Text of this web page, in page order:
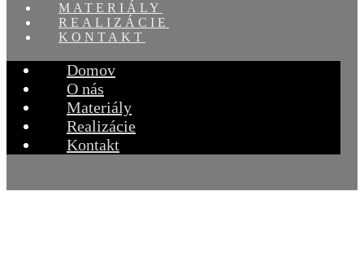
MATERIÁLY
REALIZÁCIE
KONTAKT
Domov
O nás
Materiály
Realizácie
Kontakt